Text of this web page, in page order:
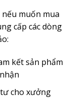
muốn mua
cấp các dòng
kết sản phẩm
cho xưởng